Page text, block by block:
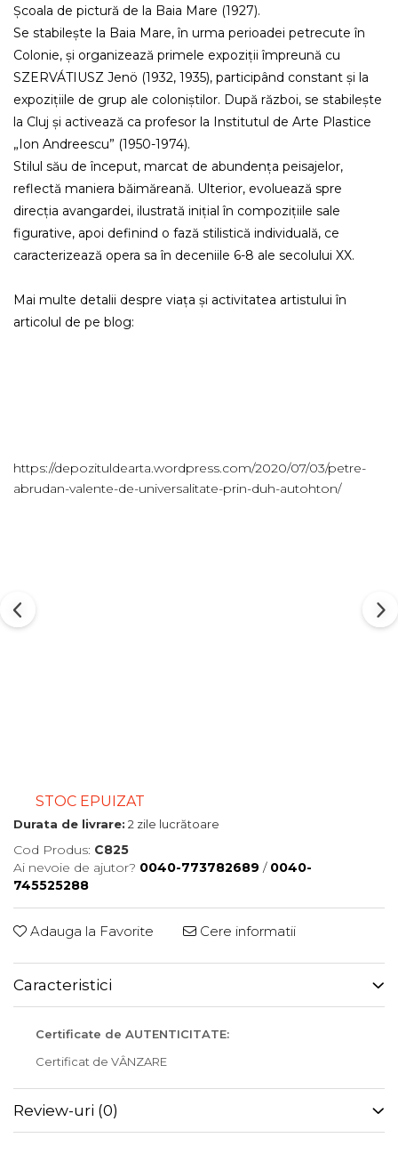
Școala de pictură de la Baia Mare (1927).
Se stabilește la Baia Mare, în urma perioadei petrecute în
Colonie, și organizează primele expoziții împreună cu
SZERVÁTIUSZ Jenö (1932, 1935), participând constant și la
expozițiile de grup ale coloniștilor. După război, se stabilește
la Cluj și activează ca profesor la Institutul de Arte Plastice
„Ion Andreescu” (1950-1974).
Stilul său de început, marcat de abundența peisajelor,
reflectă maniera băimăreană. Ulterior, evoluează spre
direcția avangardei, ilustrată inițial în compozițiile sale
figurative, apoi definind o fază stilistică individuală, ce
caracterizează opera sa în deceniile 6-8 ale secolului XX.
Mai multe detalii despre viața și activitatea artistului în
articolul de pe blog:
https://depozituldearta.wordpress.com/2020/07/03/petre-
abrudan-valente-de-universalitate-prin-duh-autohton/
STOC EPUIZAT
Durata de livrare: 2 zile lucrătoare
Cod Produs: C825
Ai nevoie de ajutor? 0040-773782689 / 0040-
745525288
Adauga la Favorite Cere informatii
Caracteristici
Certificate de AUTENTICITATE:
Certificat de VÂNZARE
Review-uri (0)